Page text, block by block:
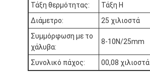
Γύρος εργοστασίων
Ποιοτικός έλεγχος
Μας ελάτε σε επαφή με
Τάξη θερμότητας:
Τάξη H
Διάμετρο:
25 χιλιοστά
Συμμόρφωση με το
χάλυβα:
8-10N/25mm
Συνολικό πάχος: 00,08 χιλιοστά